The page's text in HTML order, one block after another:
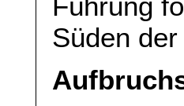
Süden